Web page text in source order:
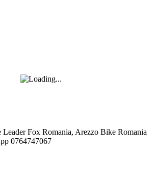
0764747067